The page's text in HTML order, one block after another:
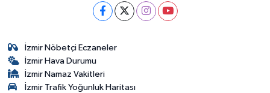
İzmir Nöbetçi Eczaneler
İzmir Hava Durumu
İzmir Namaz Vakitleri
İzmir Trafik Yoğunluk Haritası